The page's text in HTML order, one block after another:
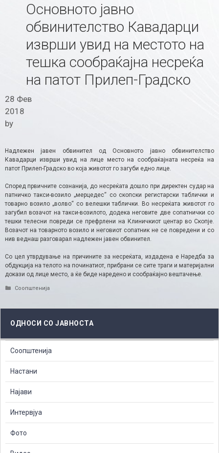
Основното јавно
обвинителство Кавадарци
изврши увид на местото на
тешка сообраќајна несреќа
на патот Прилеп-Градско
28 Фев
2018
by
Надлежен јавен обвинител од Основното јавно обвинителство
Кавадарци изврши увид на лице место на сообраќајната несреќа на
патот Прилеп-Градско во која животот го загуби едно лице.
Според првичните сознанија, до несреќата дошло при директен судар на
патничко такси-возило „мерцедес“ со скопски регистарски таблички и
товарно возило „волво“ со велешки таблички. Во несреќата животот го
загубил возачот на такси-возилото, додека неговите две сопатнички со
тешки телесни повреди се префрлени на Клиничкиот центар во Скопје.
Возачот на товарното возило и неговиот сопатник не се повредени и со
нив веднаш разговарал надлежен јавен обвинител.
Со цел утврдување на причините за несреќата, издадена е Наредба за
обдукција на телото на починатиот, прибрани се сите траги и материјални
докази од лице место, а ќе биде наредено и сообраќајно вештачење.
Categories
Соопштенија
ОДНОСИ СО ЈАВНОСТА
Соопштенија
Настани
Најави
Интервјуа
Фото